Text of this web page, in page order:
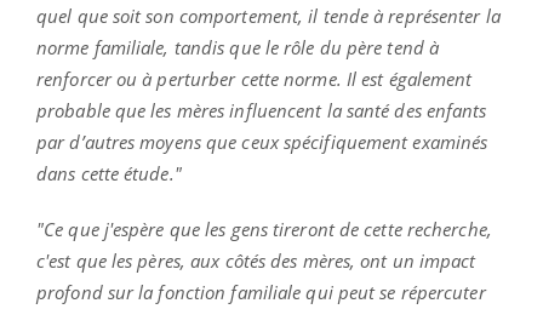
quel que soit son comportement, il tende à représenter la
norme familiale, tandis que le rôle du père tend à
renforcer ou à perturber cette norme. Il est également
probable que les mères influencent la santé des enfants
par d’autres moyens que ceux spécifiquement examinés
dans cette étude."
"Ce que j'espère que les gens tireront de cette recherche,
c'est que les pères, aux côtés des mères, ont un impact
profond sur la fonction familiale qui peut se répercuter